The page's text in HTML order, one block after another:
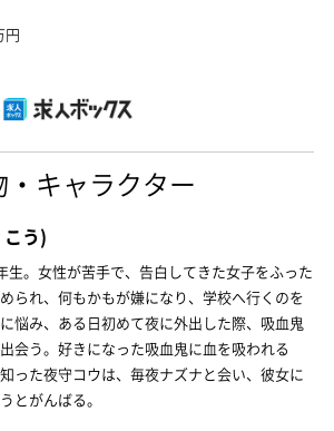
円
キャラクター
う)
生。女性が苦手で、告白してきた女子をふった
られ、何もかもが嫌になり、学校へ行くのを
悩み、ある日初めて夜に外出した際、吸血鬼
会う。好きになった吸血鬼に血を吸われる
った夜守コウは、毎夜ナズナと会い、彼女に
とがんばる。